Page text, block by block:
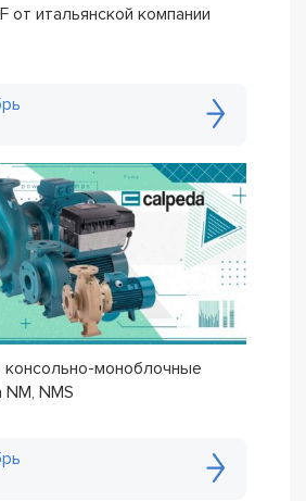
от итальянской компании
моноблочные
NMS